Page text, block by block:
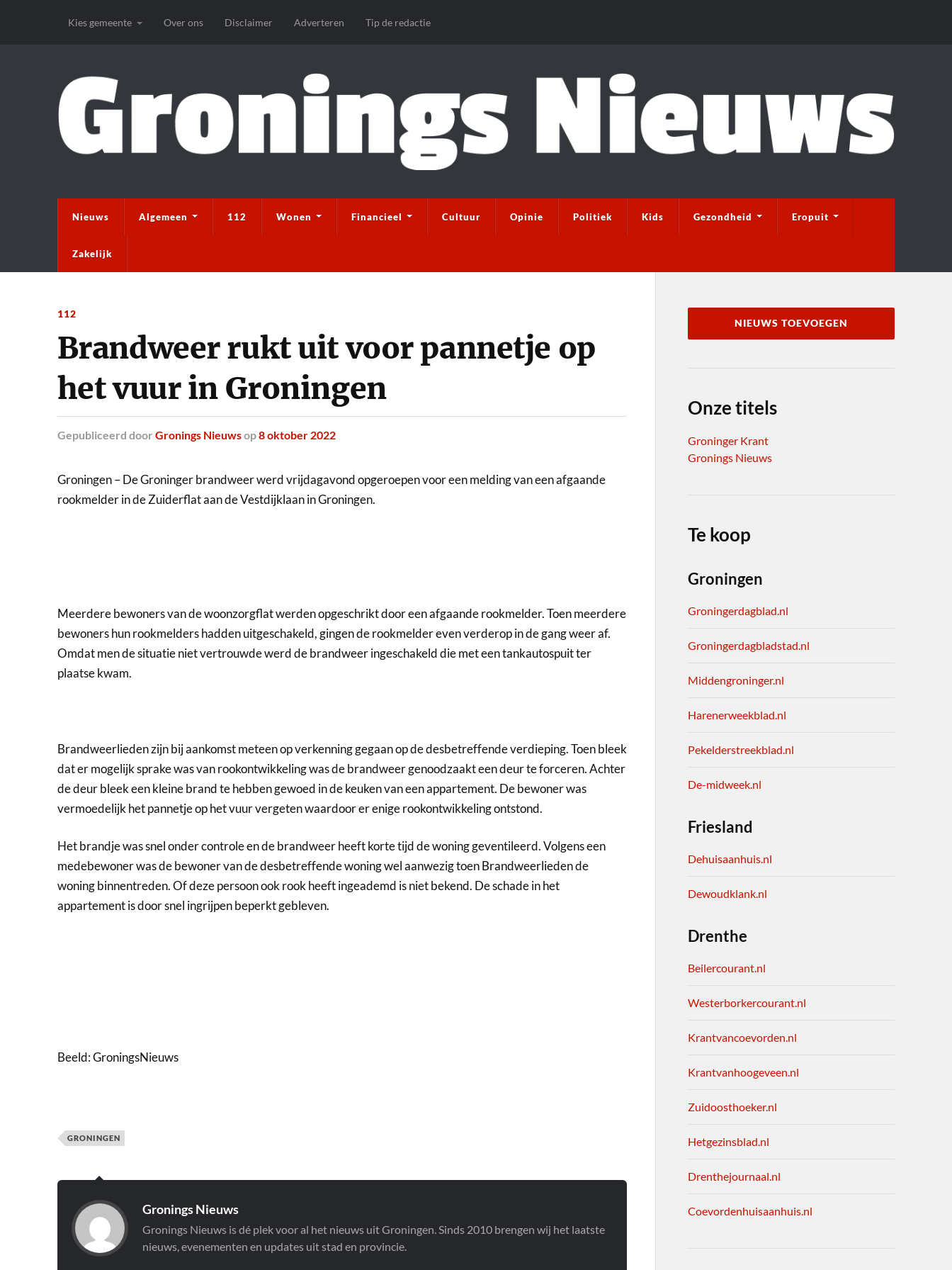
Kies gemeente Over ons Disclaimer Adverteren Tip de redactie
Nieuws Algemeen 112 Wonen Financieel Cultuur Opinie Politiek Kids Gezondheid Eropuit
Zakelijk
112
Brandweer rukt uit voor pannetje op
het vuur in Groningen
Gepubliceerd door Gronings Nieuwsop8 oktober 2022
Groningen – De Groninger brandweer werd vrijdagavond opgeroepen voor een melding van een afgaande
rookmelder in de Zuiderflat aan de Vestdijklaan in Groningen.
Meerdere bewoners van de woonzorgflat werden opgeschrikt door een afgaande rookmelder. Toen meerdere
bewoners hun rookmelders hadden uitgeschakeld, gingen de rookmelder even verderop in de gang weer af.
Omdat men de situatie niet vertrouwde werd de brandweer ingeschakeld die met een tankautospuit ter
plaatse kwam.
Brandweerlieden zijn bij aankomst meteen op verkenning gegaan op de desbetreffende verdieping. Toen bleek
dat er mogelijk sprake was van rookontwikkeling was de brandweer genoodzaakt een deur te forceren. Achter
de deur bleek een kleine brand te hebben gewoed in de keuken van een appartement. De bewoner was
vermoedelijk het pannetje op het vuur vergeten waardoor er enige rookontwikkeling ontstond.
Het brandje was snel onder controle en de brandweer heeft korte tijd de woning geventileerd. Volgens een
medebewoner was de bewoner van de desbetreffende woning wel aanwezig toen Brandweerlieden de
woning binnentreden. Of deze persoon ook rook heeft ingeademd is niet bekend. De schade in het
appartement is door snel ingrijpen beperkt gebleven.
Beeld: GroningsNieuws
GRONINGEN
Gronings Nieuws
Gronings Nieuws is dé plek voor al het nieuws uit Groningen. Sinds 2010 brengen wij het laatste
nieuws, evenementen en updates uit stad en provincie.
NIEUWS TOEVOEGEN
Onze titels
Groninger Krant
Gronings Nieuws
Te koop
Groningen
Groningerdagblad.nl
Groningerdagbladstad.nl
Middengroninger.nl
Harenerweekblad.nl
Pekelderstreekblad.nl
De-midweek.nl
Friesland
Dehuisaanhuis.nl
Dewoudklank.nl
Drenthe
Beilercourant.nl
Westerborkercourant.nl
Krantvancoevorden.nl
Krantvanhoogeveen.nl
Zuidoosthoeker.nl
Hetgezinsblad.nl
Drenthejournaal.nl
Coevordenhuisaanhuis.nl